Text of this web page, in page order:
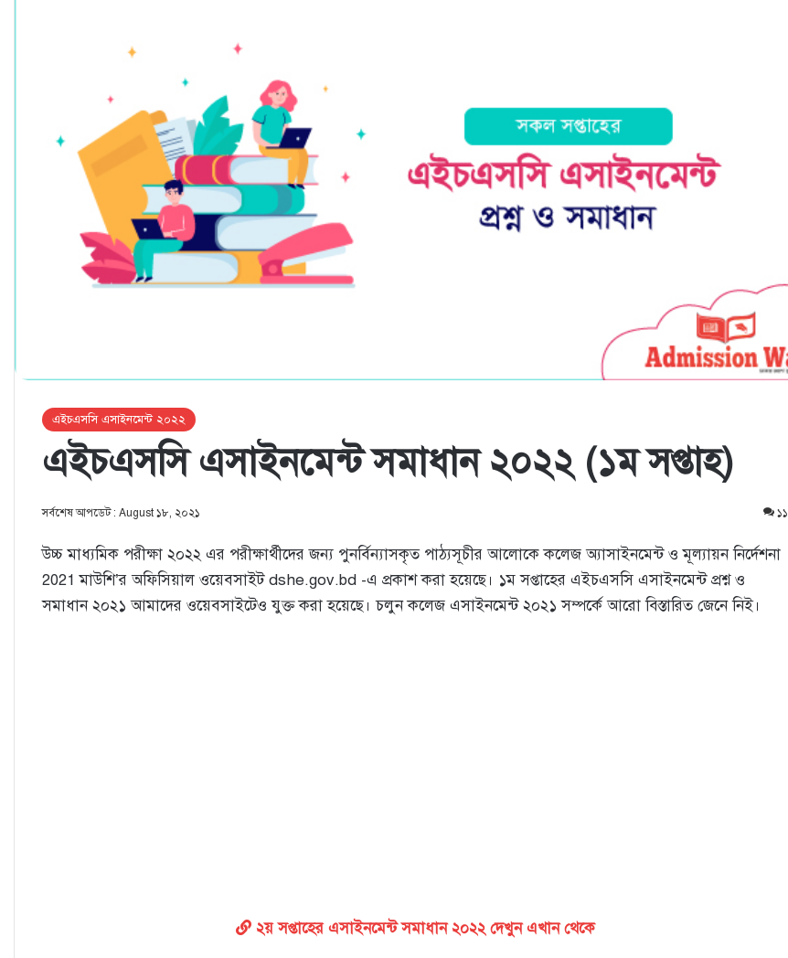
এইচএসসি এসাইনমেন্ট ২০২২
এইচএসসি এসাইনমেন্ট সমাধান ২০২২ (১ম সপ্তাহ)
সর্বশেষ আপডেট : August ১৮, ২০২১ ১১
উচ্চ মাধ্যমিক পরীক্ষা ২০২২ এর পরীক্ষার্থীদের জন্য পুনর্বিন্যাসকৃত পাঠ্যসূচীর আলোকে কলেজ অ্যাসাইনমেন্ট ও মূল্যায়ন নির্দেশনা
2021 মাউশি’র অফিসিয়াল ওয়েবসাইট dshe.gov.bd -এ প্রকাশ করা হয়েছে। ১ম সপ্তাহের এইচএসসি এসাইনমেন্ট প্রশ্ন ও
সমাধান ২০২১ আমাদের ওয়েবসাইটেও যুক্ত করা হয়েছে। চলুন কলেজ এসাইনমেন্ট ২০২১ সম্পর্কে আরো বিস্তারিত জেনে নিই।
২য় সপ্তাহের এসাইনমেন্ট সমাধান ২০২২ দেখুন এখান থেকে